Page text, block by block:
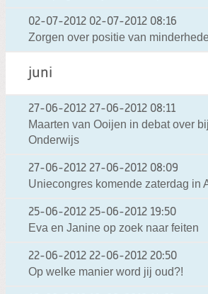
02-07-2012 02-07-2012 08:16
Zorgen over positie van
juni
27-06-2012 27-06-2012 08:11
Maarten van Ooijen in debat over
Onderwijs
27-06-2012 27-06-2012 08:09
Uniecongres komende zaterdag in
25-06-2012 25-06-2012 19:50
Eva en Janine op zoek naar feiten
22-06-2012 22-06-2012 20:50
Op welke manier word jij oud?!